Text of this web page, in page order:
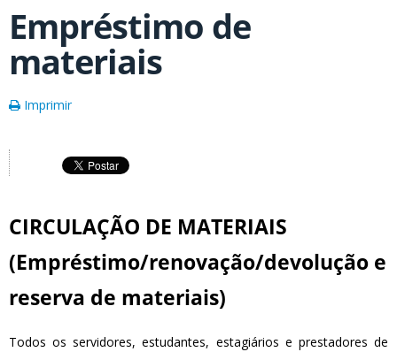
Empréstimo de
materiais
Imprimir
CIRCULAÇÃO DE MATERIAIS
(Empréstimo/renovação/devolução e
reserva de materiais)
Todos os servidores, estudantes, estagiários e prestadores de